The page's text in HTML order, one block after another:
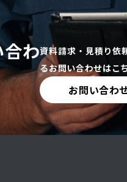
わ資料請求・見積り依
るお問い合わせはこ
お問い合わ